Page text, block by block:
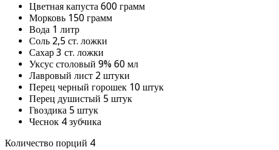
Цветная капуста 600 грамм
Морковь 150 грамм
Вода 1 литр
Соль 2,5 ст. ложки
Сахар 3 ст. ложки
Уксус столовый 9% 60 мл
Лавровый лист 2 штуки
Перец черный горошек 10 штук
Перец душистый 5 штук
Гвоздика 5 штук
Чеснок 4 зубчика
Количество порций 4